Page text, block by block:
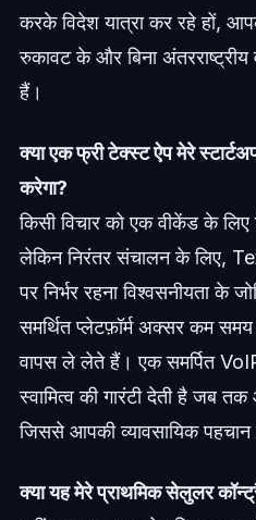
करके विदेश यात्रा कर रहे हों,
रुकावट के और बिना
हैं।
क्या एक फ्री टेक्स्ट ऐप मेरे
करेगा?
किसी विचार को एक वीकेंड के
लेकिन निरंतर संचालन के लिए,
पर निर्भर रहना विश्वसनीयता के
समर्थित प्लेटफ़ॉर्म अक्सर कम
वापस ले लेते हैं। एक समर्पित
स्वामित्व की गारंटी देती है जब
जिससे आपकी व्यावसायिक पहचान
क्या यह मेरे प्राथमिक सेलुलर